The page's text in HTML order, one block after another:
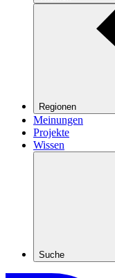
Regionen
Meinungen
Projekte
Wissen
Suche